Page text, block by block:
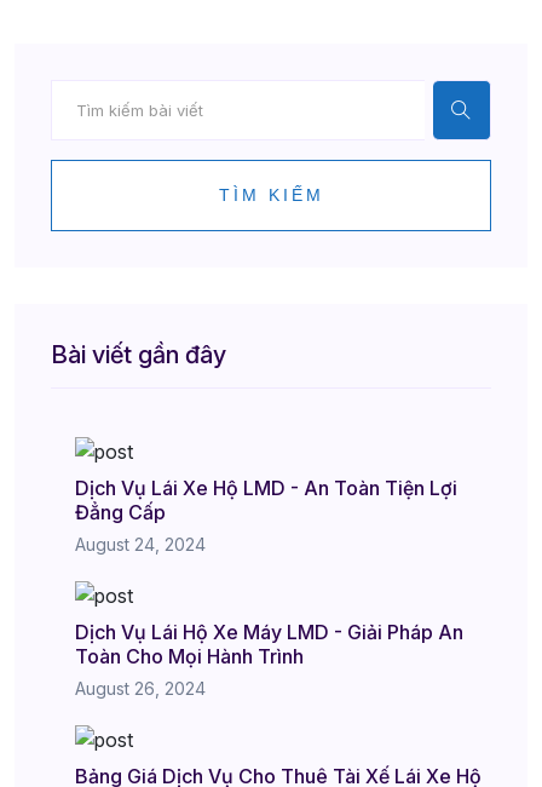
TÌM KIẾM
Bài viết gần đây
Dịch Vụ Lái Xe Hộ LMD - An Toàn Tiện Lợi
Đẳng Cấp
August 24, 2024
Dịch Vụ Lái Hộ Xe Máy LMD - Giải Pháp An
Toàn Cho Mọi Hành Trình
August 26, 2024
Bảng Giá Dịch Vụ Cho Thuê Tài Xế Lái Xe Hộ